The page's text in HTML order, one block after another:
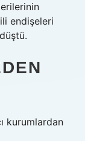
endişeleri
kurumlardan